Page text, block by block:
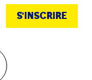
S'INSCRIRE